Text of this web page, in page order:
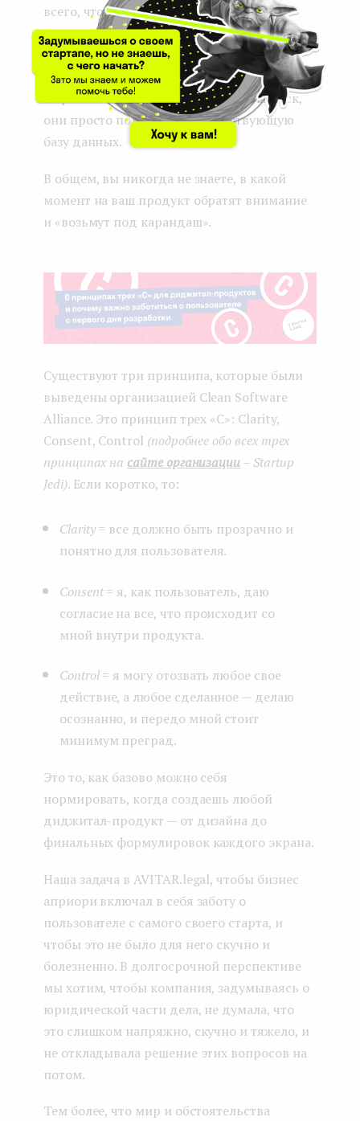
всего, что происходило в продукте, и
подшивать в дело. В общем, там неглупые
ребята сидят, они подкованы в теме
бизнеса и понимают, кто имеет потенциал
на рост. Как только появился первый иск,
они просто подняли уже существующую
базу данных.
В общем, вы никогда не знаете, в какой
момент на ваш продукт обратят внимание
и «возьмут под карандаш».
Существуют три принципа, которые были
выведены организацией Clean Software
Alliance. Это принцип трех «С»: Clarity,
Consent, Control (подробнее обо всех трех
принципах на сайте организации – Startup
Jedi). Если коротко, то:
Clarity= все должно быть прозрачно и
понятно для пользователя.
Consent= я, как пользователь, даю
согласие на все, что происходит со
мной внутри продукта.
Control= я могу отозвать любое свое
действие, а любое сделанное — делаю
осознанно, и передо мной стоит
минимум преград.
Это то, как базово можно себя
нормировать, когда создаешь любой
диджитал-продукт — от дизайна до
финальных формулировок каждого экрана.
Наша задача в AVITAR.legal, чтобы бизнес
априори включал в себя заботу о
пользователе с самого своего старта, и
чтобы это не было для него скучно и
болезненно. В долгосрочной перспективе
мы хотим, чтобы компания, задумываясь о
юридической части дела, не думала, что
это слишком напряжно, скучно и тяжело, и
не откладывала решение этих вопросов на
потом.
Тем более, что мир и обстоятельства